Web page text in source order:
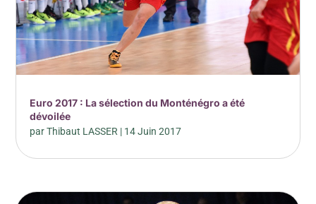
Euro 2017 : La sélection du Monténégro a été
dévoilée
parThibaut LASSER | 14 Juin 2017